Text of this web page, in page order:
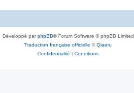
Développé parphpBB® Forum Software © phpBB Limited
Traduction française officielle ©Qiaeru
Confidentialité | Conditions